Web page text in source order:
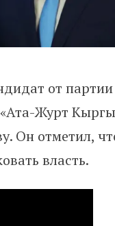
от партии
Журт
Он отметил,
власть.